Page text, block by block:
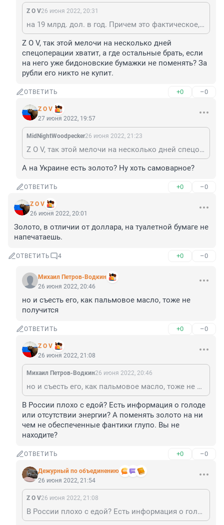
Z O V26 июня 2022, 20:31
на 19 млрд. дол. в год. Причем это фактическое, то есть физическое золото, а не бидонские бумажки.
Z O V, так этой мелочи на несколько дней
спецоперации хватит, а где остальные брать, если
на него уже бидоновские бумажки не поменять? За
рубли его никто не купит.
ОТВЕТИТЬ +0 –0
Z O V
27 июня 2022, 19:57
MidNightWoodpecker26 июня 2022, 21:23
Z O V, так этой мелочи на несколько дней спецоперации хватит, а где остальные брать, если на него уже бидоновские бумажки не поменять? За рубли его никто не купит.
А на Украине есть золото? Ну хоть самоварное?
ОТВЕТИТЬ +0 –0
Z O V
26 июня 2022, 20:01
Золото, в отличии от доллара, на туалетной бумаге не
напечатаешь.
ОТВЕТИТЬ 4 +0 –0
Михаил Петров-Водкин
26 июня 2022, 20:46
но и съесть его, как пальмовое масло, тоже не
получится
ОТВЕТИТЬ +0 –0
Z O V
26 июня 2022, 21:08
Михаил Петров-Водкин26 июня 2022, 20:46
но и съесть его, как пальмовое масло, тоже не получится
В России плохо с едой? Есть информация о голоде
или отсутствии энергии? А поменять золото на ни
чем не обеспеченные фантики глупо. Вы не
находите?
ОТВЕТИТЬ +0 –0
Дежурный по объединению
26 июня 2022, 21:54
Z O V26 июня 2022, 21:08
В России плохо с едой? Есть информация о голоде или отсутствии энергии? А поменять золото на ни чем не обеспеченные фантики глупо. Вы не находите?